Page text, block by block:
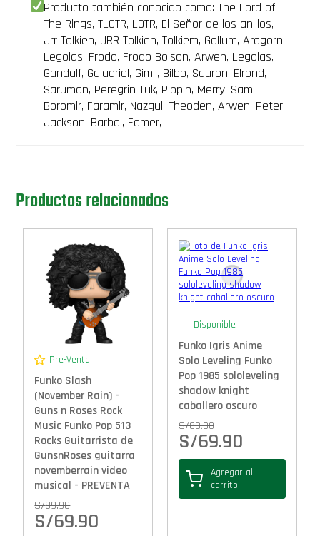
Producto también conocido como: The Lord of
The Rings, TLOTR, LOTR, El Señor de los anillos,
Jrr Tolkien, JRR Tolkien, Tolkiem, Gollum, Aragorn,
Legolas, Frodo, Frodo Bolson, Arwen, Legolas,
Gandalf, Galadriel, Gimli, Bilbo, Sauron, Elrond,
Saruman, Peregrin Tuk, Pippin, Merry, Sam,
Boromir, Faramir, Nazgul, Theoden, Arwen, Peter
Jackson, Barbol, Eomer,
Productos relacionados
Pre-Venta
Funko Slash
(November Rain) -
Guns n Roses Rock
Music Funko Pop 513
Rocks Guitarrista de
GunsnRoses guitarra
novemberrain video
musical - PREVENTA
S/89.90
S/69.90
Disponible
Funko Igris Anime
Solo Leveling Funko
Pop 1985 sololeveling
shadow knight
caballero oscuro
S/89.90
S/69.90
Agregar al
carrito